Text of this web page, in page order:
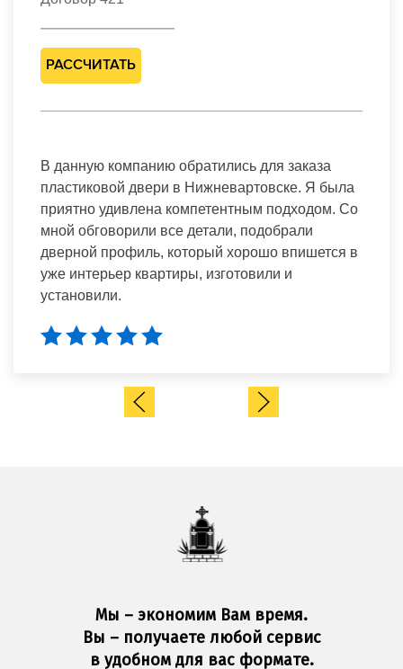
РАССЧИТАТЬ
В данную компанию обратились для заказа
пластиковой двери в Нижневартовске. Я была
приятно удивлена компетентным подходом. Со
мной обговорили все детали, подобрали
дверной профиль, который хорошо впишется в
уже интерьер квартиры, изготовили и
установили.
Мы – экономим Вам время.
Вы – получаете любой сервис
в удобном для вас формате.